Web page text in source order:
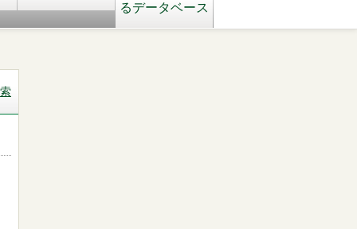
るデータベース